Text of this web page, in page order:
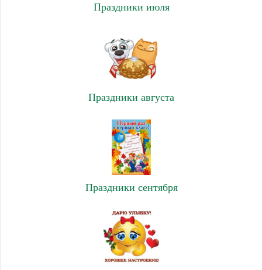
Праздники июля
Праздники августа
Праздники сентября